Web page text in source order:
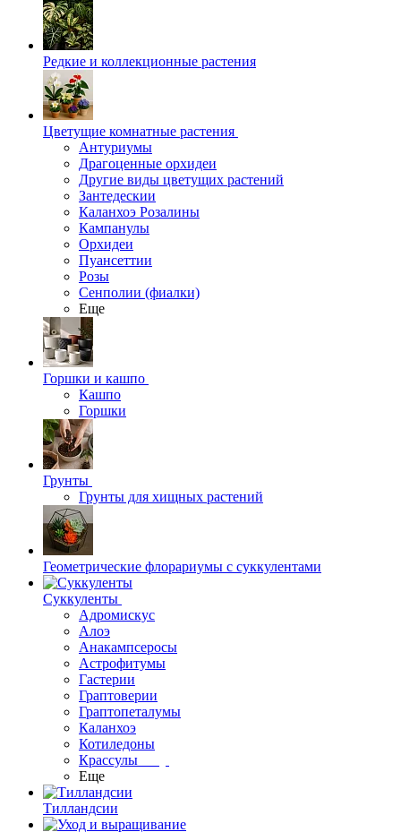
Редкие и коллекционные растения
Цветущие комнатные растения
Антуриумы
Драгоценные орхидеи
Другие виды цветущих растений
Зантедескии
Каланхоэ Розалины
Кампанулы
Орхидеи
Пуансеттии
Розы
Сенполии (фиалки)
Еще
Горшки и кашпо
Кашпо
Горшки
Грунты
Грунты для хищных растений
Геометрические флорариумы с суккулентами
Суккуленты
Адромискус
Алоэ
Анакампсеросы
Астрофитумы
Гастерии
Граптоверии
Граптопеталумы
Каланхоэ
Котиледоны
Крассулы
Еще
Тилландсии